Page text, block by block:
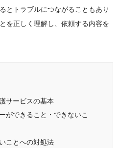
とトラブルにつながることもあり
を正しく理解し、依頼する内容を
サービスの基本
ができること・できないこ
ことへの対処法